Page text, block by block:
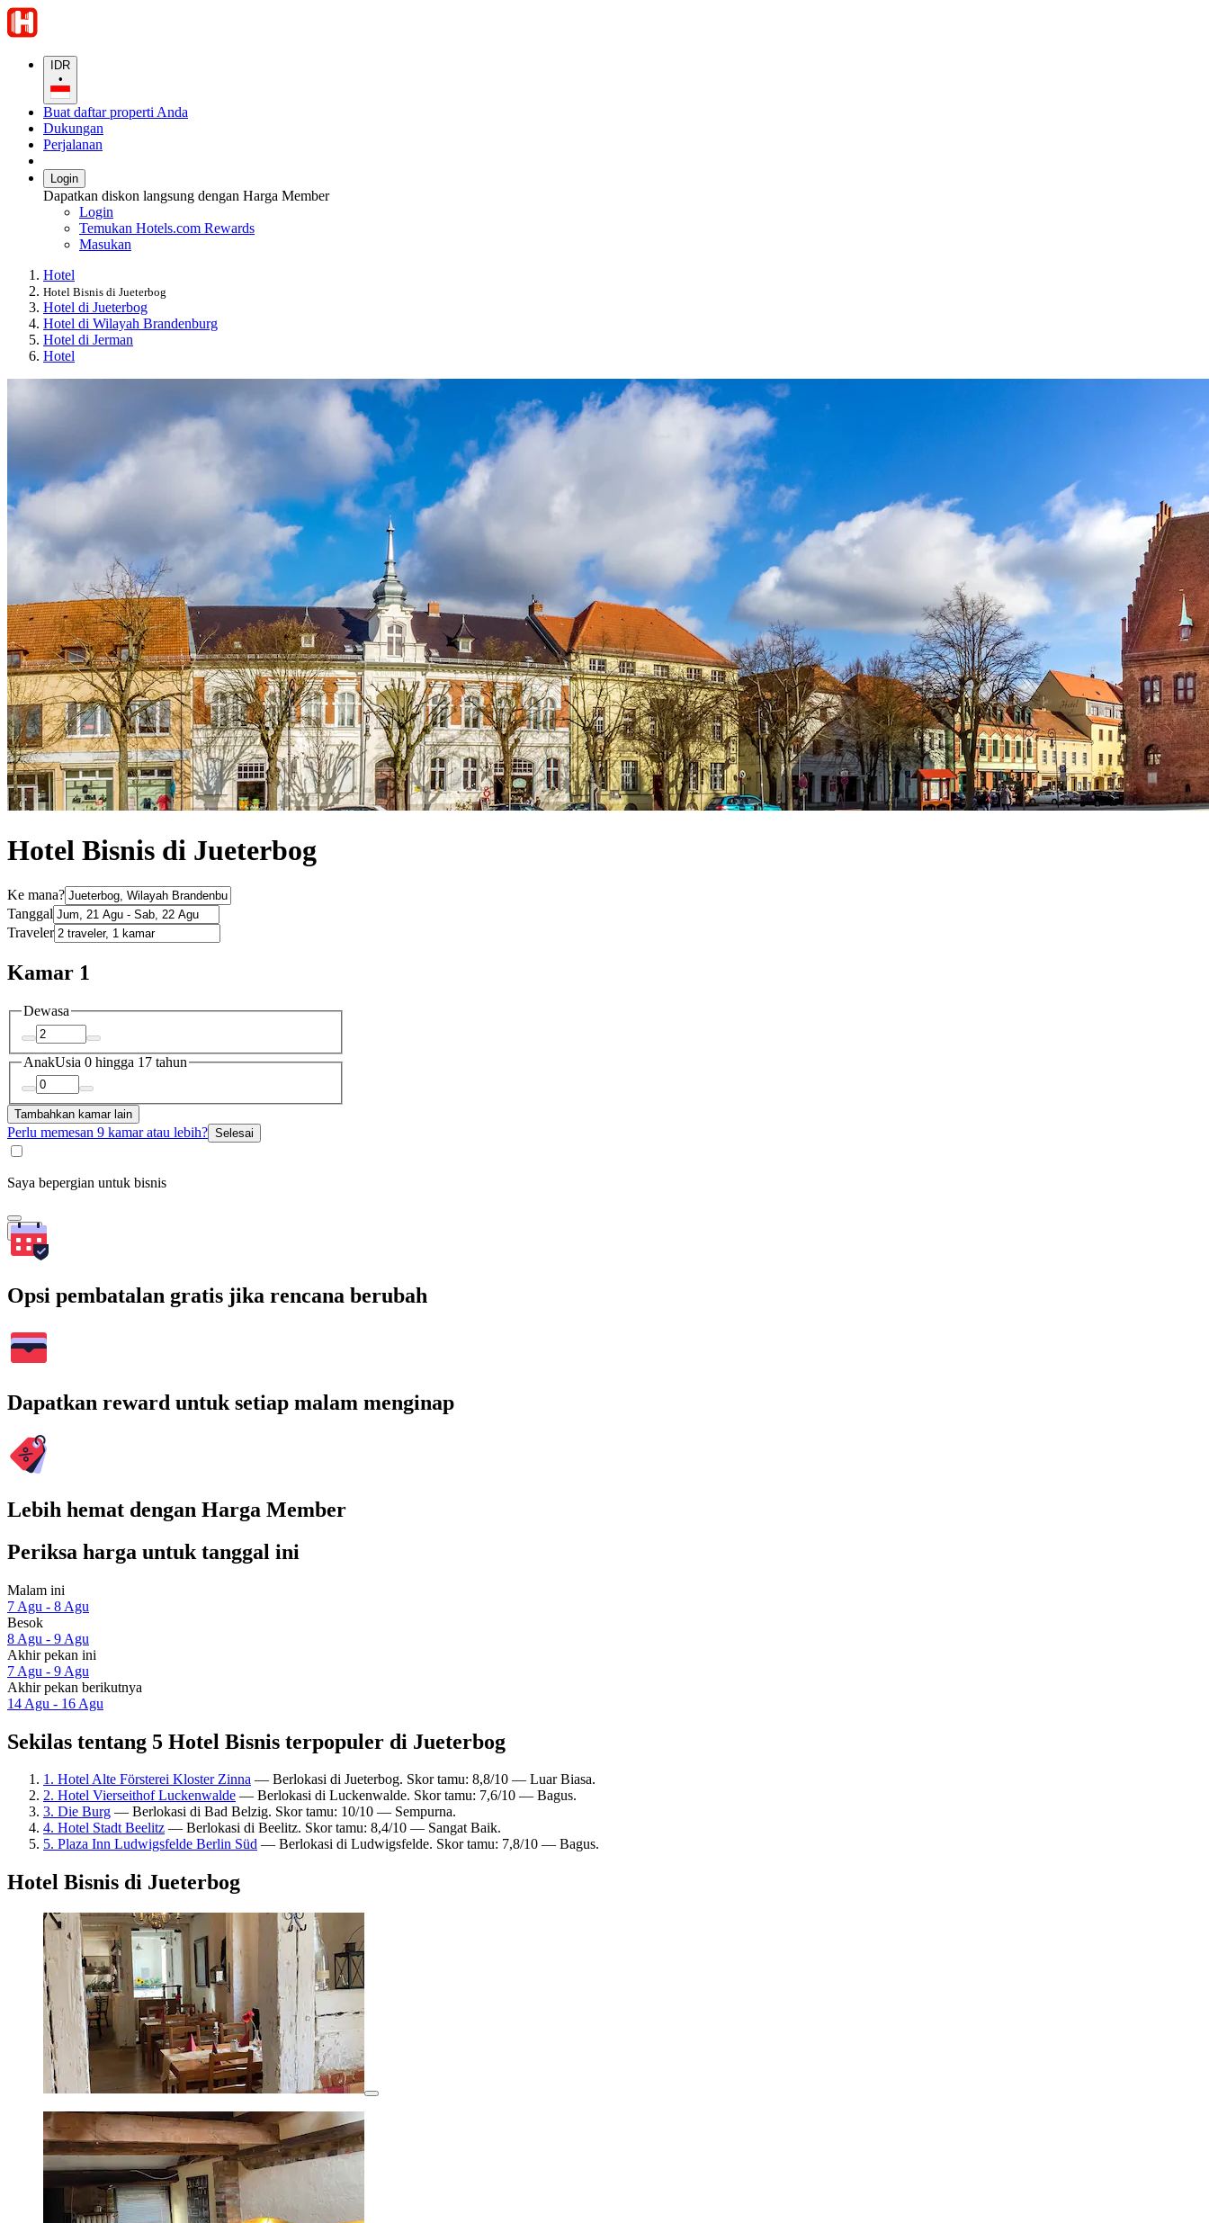
IDR
•
Buat daftar properti Anda
Dukungan
Perjalanan
Login
Dapatkan diskon langsung dengan Harga Member
Login
Temukan Hotels.com Rewards
Masukan
Hotel
Hotel Bisnis di Jueterbog
Hotel di Jueterbog
Hotel di Wilayah Brandenburg
Hotel di Jerman
Hotel
Hotel Bisnis di Jueterbog
Ke mana?
Tanggal
Traveler
Kamar 1
Dewasa
AnakUsia 0 hingga 17 tahun
Tambahkan kamar lain
Perlu memesan 9 kamar atau lebih? Selesai
Saya bepergian untuk bisnis
Cari
Opsi pembatalan gratis jika rencana berubah
Dapatkan reward untuk setiap malam menginap
Lebih hemat dengan Harga Member
Periksa harga untuk tanggal ini
Malam ini
7 Agu - 8 Agu
Besok
8 Agu - 9 Agu
Akhir pekan ini
7 Agu - 9 Agu
Akhir pekan berikutnya
14 Agu - 16 Agu
Sekilas tentang 5 Hotel Bisnis terpopuler di Jueterbog
1. Hotel Alte Försterei Kloster Zinna — Berlokasi di Jueterbog. Skor tamu: 8,8/10 — Luar Biasa.
2. Hotel Vierseithof Luckenwalde — Berlokasi di Luckenwalde. Skor tamu: 7,6/10 — Bagus.
3. Die Burg — Berlokasi di Bad Belzig. Skor tamu: 10/10 — Sempurna.
4. Hotel Stadt Beelitz — Berlokasi di Beelitz. Skor tamu: 8,4/10 — Sangat Baik.
5. Plaza Inn Ludwigsfelde Berlin Süd — Berlokasi di Ludwigsfelde. Skor tamu: 7,8/10 — Bagus.
Hotel Bisnis di Jueterbog